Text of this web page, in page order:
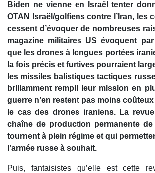
Biden ne vienne en Israël tenter
OTAN Israël/golfiens contre l’Iran, les
cessent d’évoquer de nombreuses
magazine militaires US évoquent
que les drones à longues portées
la fois précis et furtives pourraient
les missiles balistiques tactiques
brillamment rempli leur mission en
guerre n’en restent pas moins coûteux
le cas des drones iraniens. La
chaîne de production permanente
tournent à plein régime et qui
l’armée russe à souhait.
Puis, fantaisistes qu’elle est cette